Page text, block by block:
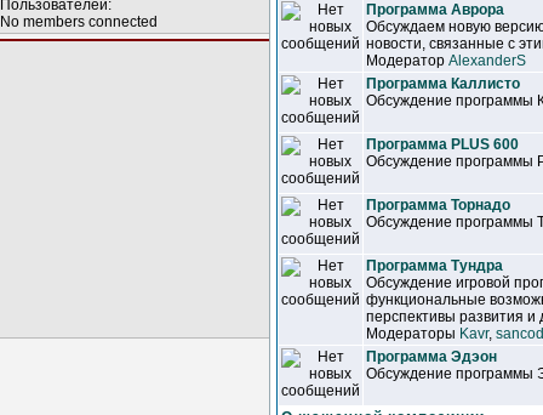
No members connected
Программа Аврора
Обсуждаем новую
новости, связанные с
Модератор AlexanderS
Программа Каллисто
Обсуждение программы
Программа PLUS 600
Обсуждение программы
Программа Торнадо
Обсуждение программы
Программа Тундра
Обсуждение игровой
функциональные
перспективы развития и
Модераторы Kavr,
Программа Эдэон
Обсуждение программы